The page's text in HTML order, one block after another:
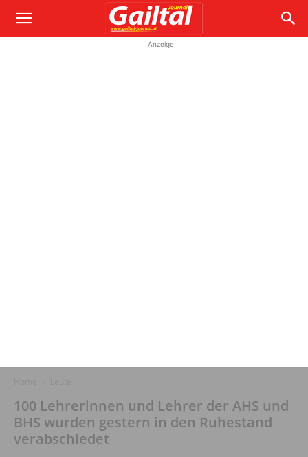
Anzeige
100 Lehrerinnen und Lehrer der AHS und
BHS wurden gestern in den Ruhestand
verabschiedet